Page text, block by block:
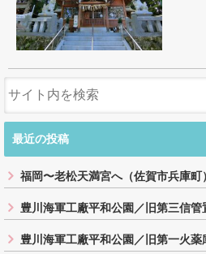
最近の投稿
福岡〜老松天満宮へ（佐賀市兵庫町）
豊川海軍工廠平和公園／旧第三信管
豊川海軍工廠平和公園／旧第一火薬